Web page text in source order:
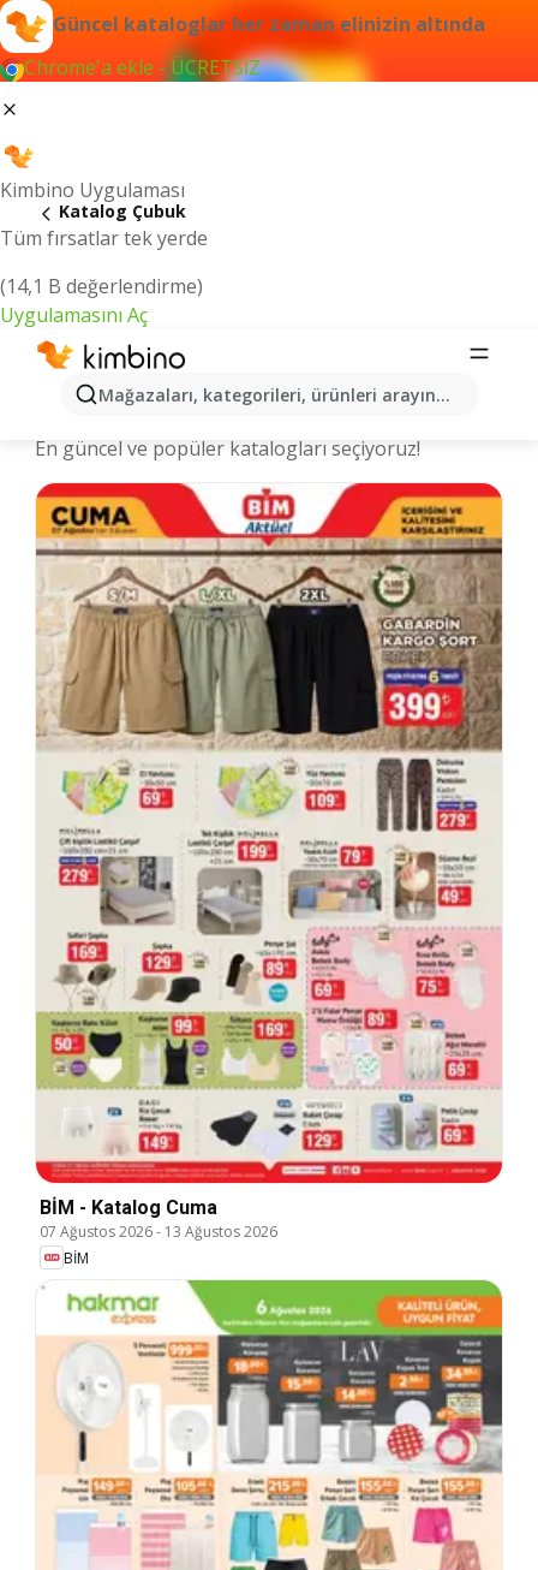
Güncel kataloglar her zaman elinizin altında
Chrome'a ekle - ÜCRETSİZ
Kimbino Uygulaması
Tüm fırsatlar tek yerde
(14,1 B değerlendirme)
Uygulamasını Aç
Mağazaları, kategorileri, ürünleri arayın...
Katalog Çubuk
Çubuk şehrinde kataloglar ve indirimli
En güncel ve popüler katalogları seçiyoruz!
BİM - Katalog Cuma
07 Ağustos 2026- 13 Ağustos 2026
BİM